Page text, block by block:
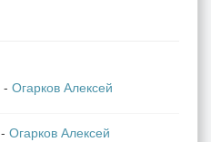
- Огарков Алексей
- Огарков Алексей